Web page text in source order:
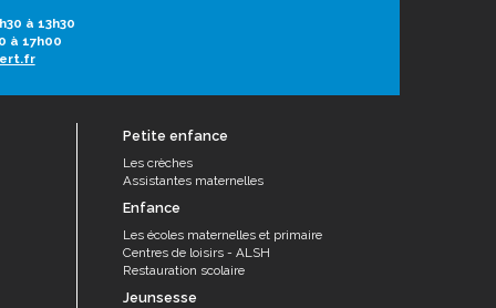
à 13h30
à 17h00
Petite enfance
Les crèches
Assistantes maternelles
Enfance
Les écoles maternelles et primaire
Centres de loisirs - ALSH
Restauration scolaire
Jeunsesse